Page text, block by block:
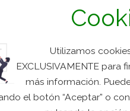
Utilizamos
EXCLUSIVAMENTE para
más información.
el botón “Aceptar” o
en situaciones de